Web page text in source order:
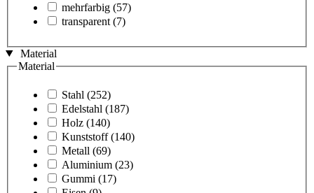
mehrfarbig (57)
transparent (7)
Material
Material
Stahl (252)
Edelstahl (187)
Holz (140)
Kunststoff (140)
Metall (69)
Aluminium (23)
Gummi (17)